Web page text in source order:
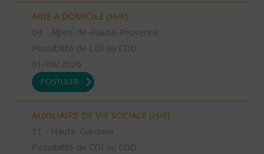
AIDE A DOMICILE (H/F)
04 - Alpes-de-Haute-Provence
Possibilité de CDI ou CDD
01/08/2026
POSTULER
AUXILIAIRE DE VIE SOCIALE (H/F)
31 - Haute-Garonne
Possibilité de CDI ou CDD